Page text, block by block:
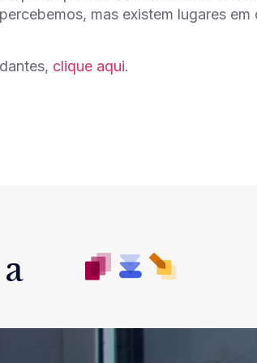
mas existem lugares
clique aqui.